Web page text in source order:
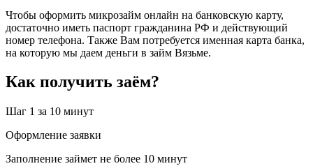
Чтобы оформить микрозайм онлайн на банковскую карту,
достаточно иметь паспорт гражданина РФ и действующий
номер телефона. Также Вам потребуется именная карта банка,
на которую мы даем деньги в займ Вязьме.
Как получить заём?
Шаг 1 за 10 минут
Оформление заявки
Заполнение займет не более 10 минут